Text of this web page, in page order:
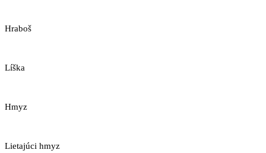
Hraboš
Líška
Hmyz
Lietajúci hmyz